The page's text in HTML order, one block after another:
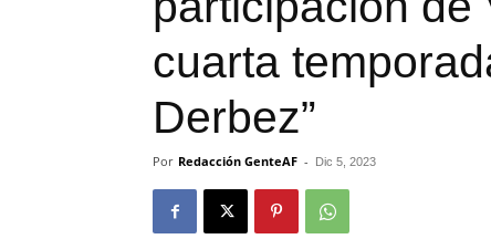
cuarta
Derbez”
Por Redacción GenteAF - Dic 5, 2023